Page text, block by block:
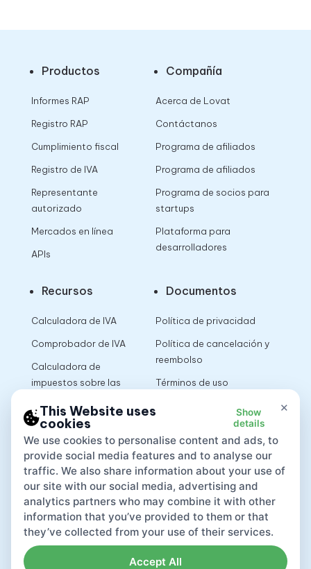
Productos
Informes RAP
Registro RAP
Cumplimiento fiscal
Registro de IVA
Representante
autorizado
Mercados en línea
APIs
Compañía
Acerca de Lovat
Contáctanos
Programa de afiliados
Programa de afiliados
Programa de socios para
startups
Plataforma para
desarrolladores
Recursos
Calculadora de IVA
Comprobador de IVA
Calculadora de
impuestos sobre las
Documentos
Política de privacidad
Política de cancelación y
reembolso
Términos de uso
×
This Website uses
cookies
Show
details
We use cookies to personalise content and ads, to
provide social media features and to analyse our
traffic. We also share information about your use of
our site with our social media, advertising and
analytics partners who may combine it with other
information that you’ve provided to them or that
they’ve collected from your use of their services.
Accept All